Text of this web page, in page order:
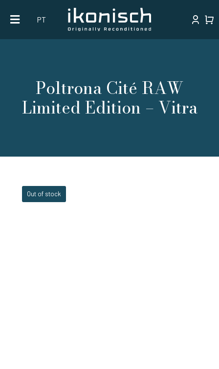
content
PT
Poltrona Cité RAW
Limited Edition – Vitra
Out of stock